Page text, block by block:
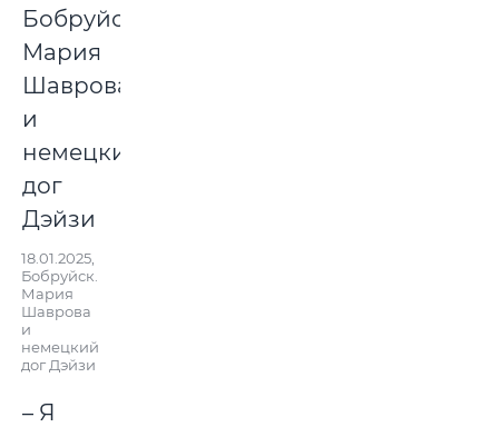
18.01.2025,
Бобруйск.
Мария
Шаврова
и
немецкий
дог Дэйзи
– Я